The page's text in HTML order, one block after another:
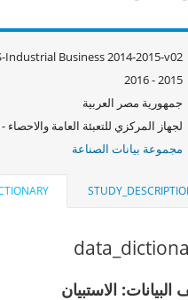
Industrial Business 2014-2015-v02
2015 - 2016
جمهورية مصر العربية
لجهاز المركزي للتعبئة العامة
مجموعة بيانات الصناعة
البيانات: الاستبيان